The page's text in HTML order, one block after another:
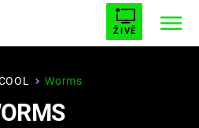
ŽIVĚ
PŘEMOŽITELKA UPÍRŮ
AVENGERS 5
Worms